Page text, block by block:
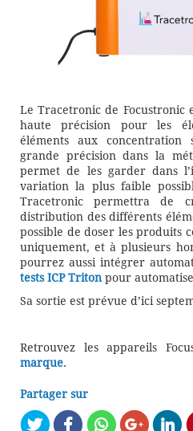
Le Tracetronic de Focustronic
haute précision pour les
éléments aux concentration
grande précision dans la
permet de les garder dans
variation la plus faible
Tracetronic permettra de
distribution des différents
possible de doser les produits
uniquement, et à plusieurs
pourrez aussi intégrer
tests ICP Tritonpour
Sa sortie est prévue d’ici
Retrouvez les appareils
marque.
Partager sur